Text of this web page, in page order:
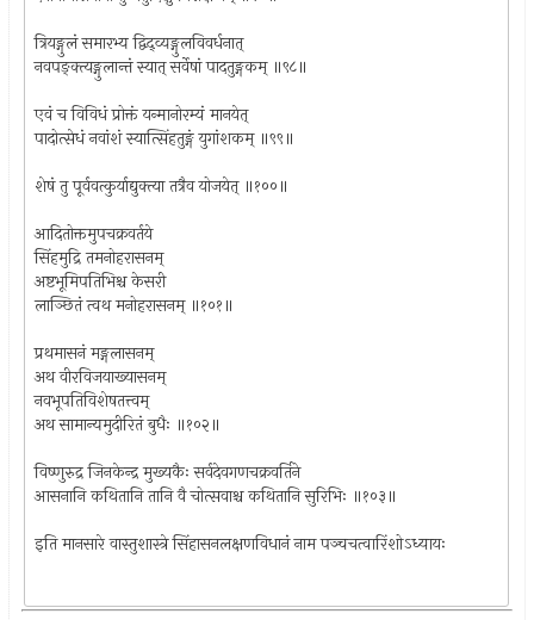
त्रियङ्गुलं समारभ्य द्विद्व्यङ्गुलविवर्धनात्
नवपङ्क्त्यङ्गुलान्तं स्यात् सर्वेषां पादतुङ्गकम् ॥९८॥
एवं च विविधं प्रोक्तं यन्मानोरम्यं मानयेत्
पादोत्सेधं नवांशं स्यात्सिंहतुङ्गं युगांशकम् ॥९९॥
शेषं तु पूर्ववत्कुर्याद्युक्त्या तत्रैव योजयेत् ॥१००॥
आदितोक्तमुपचक्रवर्तये
सिंहमुद्रि तमनोहरासनम्
अष्टभूमिपतिभिश्च केसरी
लाञ्छितं त्वथ मनोहरासनम् ॥१०१॥
प्रथमासनं मङ्गलासनम्
अथ वीरविजयाख्यासनम्
नवभूपतिविशेषतत्त्वम्
अथ सामान्यमुदीरितं बुधैः ॥१०२॥
विष्णुरुद्र जिनकेन्द्र मुख्यकैः सर्वदेवगणचक्रवर्तिने
आसनानि कथितानि तानि वै चोत्सवाश्च कथितानि सुरिभिः ॥१०३॥
इति मानसारे वास्तुशास्त्रे सिंहासनलक्षणविधानं नाम पञ्चचत्वारिंशोऽध्यायः